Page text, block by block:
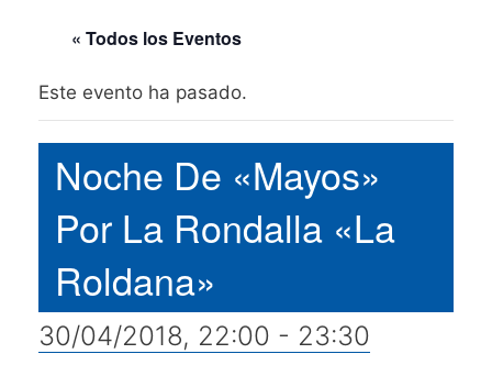
« Todos los Eventos
Este evento ha pasado.
Noche De «Mayos»
Por La Rondalla «La
Roldana»
30/04/2018, 22:00 - 23:30